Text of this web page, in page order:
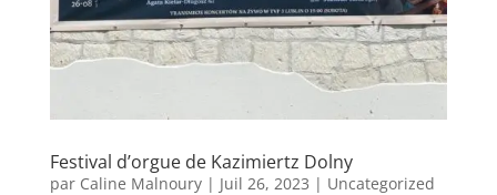
Festival d’orgue de Kazimiertz Dolny
par Caline Malnoury| Juil 26, 2023 | Uncategorized